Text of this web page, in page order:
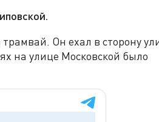
Он ехал в сторону
на улице Московской было